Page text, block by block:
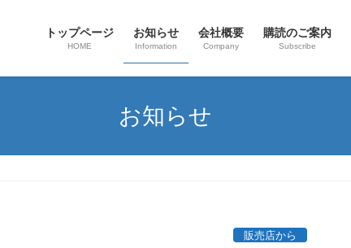
トップページ
HOME
お知らせ
Information
会社概要
Company
購読のご案内
Subscribe
お知らせ
販売店から